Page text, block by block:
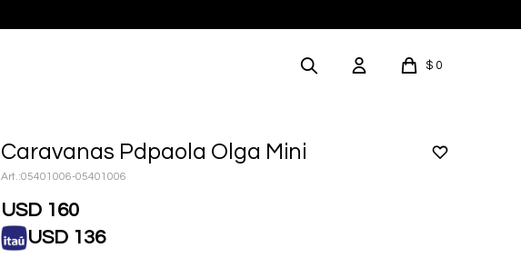
$ 0
Caravanas Pdpaola Olga Mini
05401006-05401006
USD 160
USD 136